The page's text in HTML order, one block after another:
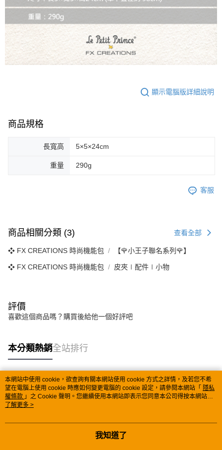
顯示電腦版詳細說明
商品規格
長寬高 5×5×24cm
重量 290g
客服
商品相關分類 (3) 查看全部
❖ FX CREATIONS 時尚機能包 【🌹小王子聯名系列🌹】
❖ FX CREATIONS 時尚機能包 皮夾∣配件∣小物
評價
喜歡這個商品嗎？購買後給他一個好評吧
本分類熱銷全站排行
熱門標籤
本網站中使用 cookie，欲查詢有關本網站使用 cookie 方式之詳情，及若您不希
望在電腦上使用 cookie 時應如何變更電腦的 cookie 設定，請參閱本網站「 隱私
權條款 」之 Cookie 聲明。您繼續使用本網站即表示您同意本公司得按本網站使
用條款之 Cookie 聲明使用 cookie。
了解更多 >
我知道了